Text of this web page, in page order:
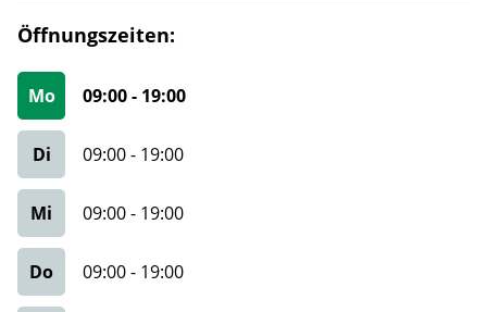
Öffnungszeiten:
Mo 09:00- 19:00
Di 09:00- 19:00
Mi 09:00- 19:00
Do 09:00- 19:00